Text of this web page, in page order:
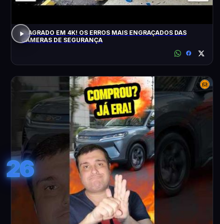
FLAGRADO EM 4K! OS ERROS MAIS ENGRAÇADOS DAS
CÂMERAS DE SEGURANÇA
26